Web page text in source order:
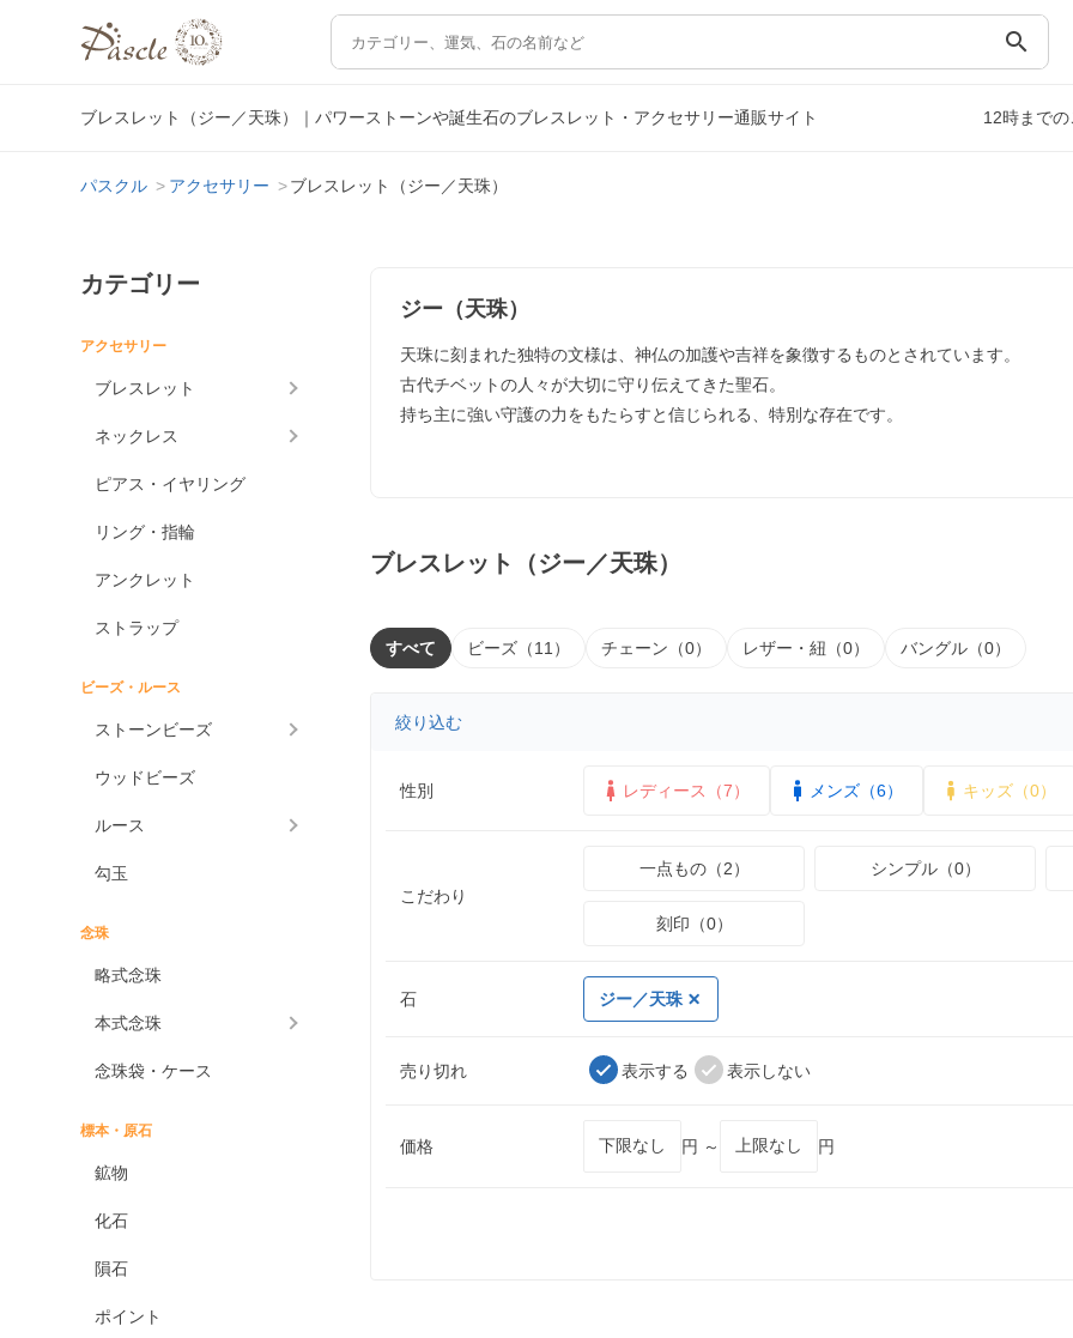
search
ブレスレット（ジー／天珠）｜パワーストーンや誕生石のブレスレット・アクセサリー通販サイト 12時まで
パスクル アクセサリー ブレスレット（ジー／天珠）
カテゴリー
アクセサリー
ブレスレット
ネックレス
ピアス・イヤリング
リング・指輪
アンクレット
ストラップ
ビーズ・ルース
ストーンビーズ
ウッドビーズ
ルース
勾玉
念珠
略式念珠
本式念珠
念珠袋・ケース
標本・原石
鉱物
化石
隕石
ポイント
ジー（天珠）
天珠に刻まれた独特の文様は、神仏の加護や吉祥を象徴するものとされています。
古代チベットの人々が大切に守り伝えてきた聖石。
持ち主に強い守護の力をもたらすと信じられる、特別な存在です。
ブレスレット（ジー／天珠）
すべて ビーズ（11） チェーン（0） レザー・紐（0） バングル（0）
絞り込む
性別 レディース（7） メンズ（6） キッズ（0）
こだわり
一点もの（2） シンプル（0）
刻印（0）
石 ジー／天珠
売り切れ 表示する 表示しない
価格 円 ～ 円